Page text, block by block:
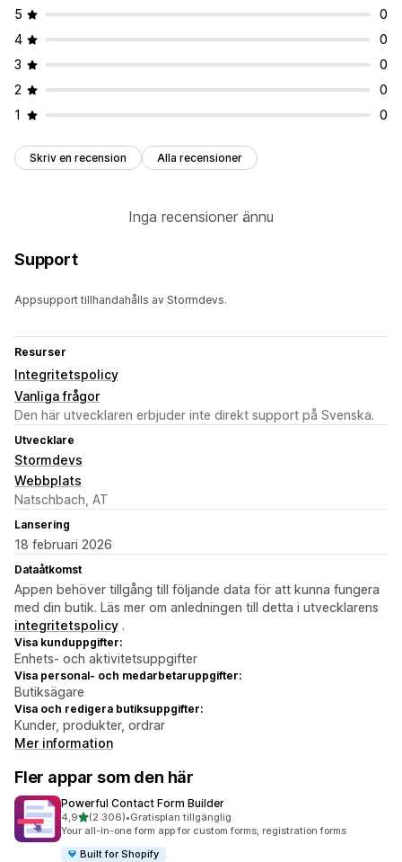
5
0
4
0
3
0
2
0
1
0
Skriv en recension Alla recensioner
Inga recensioner ännu
Support
Appsupport tillhandahålls av Stormdevs.
Resurser
Integritetspolicy
Vanliga frågor
Den här utvecklaren erbjuder inte direkt support på Svenska.
Utvecklare
Stormdevs
Webbplats
Natschbach, AT
Lansering
18 februari 2026
Dataåtkomst
Appen behöver tillgång till följande data för att kunna fungera
med din butik. Läs mer om anledningen till detta i utvecklarens
integritetspolicy .
Visa kunduppgifter:
Enhets- och aktivitetsuppgifter
Visa personal- och medarbetaruppgifter:
Butiksägare
Visa och redigera butiksuppgifter:
Kunder, produkter, ordrar
Mer information
Fler appar som den här
Powerful Contact Form Builder
4,9av 5 stjärnor
(2 306)
2306 recensioner totalt
•Gratisplan tillgänglig
Your all-in-one form app for custom forms, registration forms
Built for Shopify